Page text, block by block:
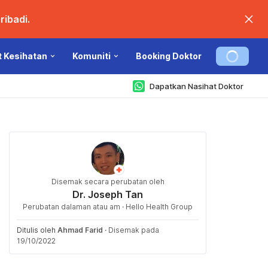
Kesihatan Komuniti Booking Doktor
Dapatkan Nasihat Doktor
Disemak secara perubatan oleh
Dr. Joseph Tan
Perubatan dalaman atau am · Hello Health Group
Ditulis oleh Ahmad Farid · Disemak pada
19/10/2022